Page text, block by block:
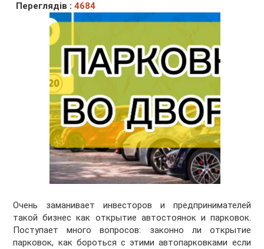
Переглядів :4684
Очень заманивает инвесторов и предпринимателей
такой бизнес как открытие автостоянок и парковок.
Поступает много вопросов: законно ли открытие
парковок, как бороться с этими автопарковками если